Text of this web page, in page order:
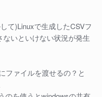
て)Linuxで生成したCSVフ
ないといけない状況が発生
ファイルを渡せるの？と